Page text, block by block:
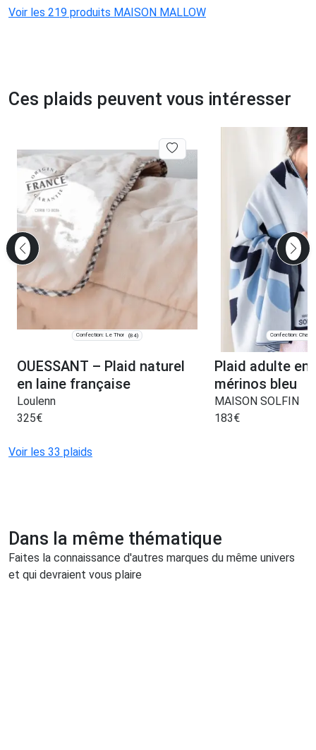
Voir les 219 produits MAISON MALLOW
Ces plaids peuvent vous intéresser
Confection: Le Thor (84)
OUESSANT – Plaid naturel
en laine française
Loulenn
325€
Confection:
Plaid adulte en
mérinos bleu
MAISON SOLFIN
183€
Voir les 33 plaids
Dans la même thématique
Faites la connaissance d'autres marques du même univers
et qui devraient vous plaire